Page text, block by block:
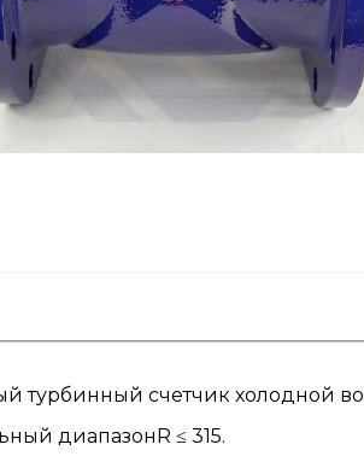
турбинный счетчик холодной
диапазонR ≤ 315.